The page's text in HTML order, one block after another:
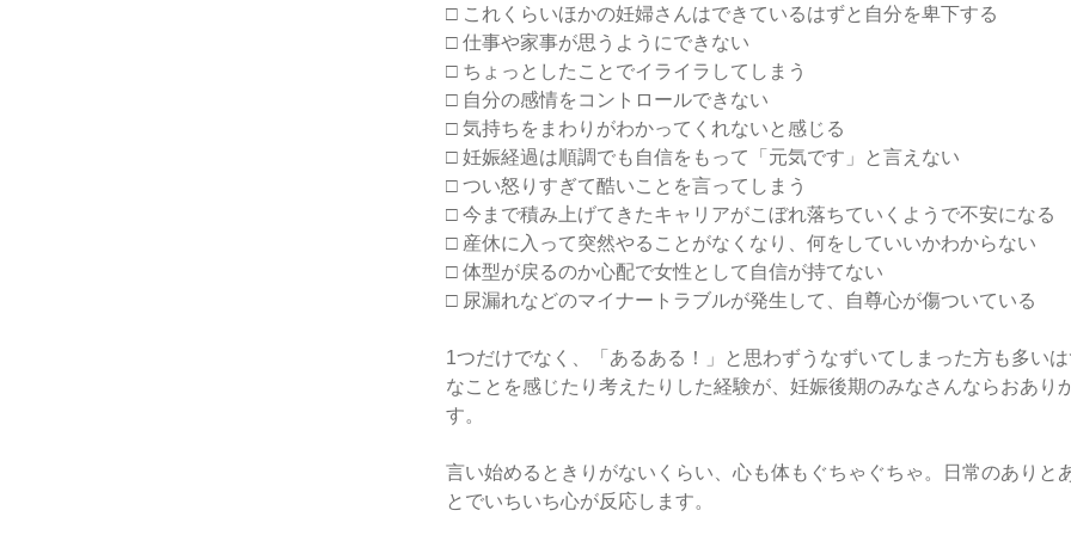
□ これくらいほかの妊婦さんはできているはずと自分を卑下する
□ 仕事や家事が思うようにできない
□ ちょっとしたことでイライラしてしまう
□ 自分の感情をコントロールできない
□ 気持ちをまわりがわかってくれないと感じる
□ 妊娠経過は順調でも自信をもって「元気です」と言えない
□ つい怒りすぎて酷いことを言ってしまう
□ 今まで積み上げてきたキャリアがこぼれ落ちていくようで不安になる
□ 産休に入って突然やることがなくなり、何をしていいかわからない
□ 体型が戻るのか心配で女性として自信が持てない
□ 尿漏れなどのマイナートラブルが発生して、自尊心が傷ついている
1つだけでなく、「あるある！」と思わずうなずいてしまった方も多い
なことを感じたり考えたりした経験が、妊娠後期のみなさんならおあり
す。
言い始めるときりがないくらい、心も体もぐちゃぐちゃ。日常のありと
とでいちいち心が反応します。